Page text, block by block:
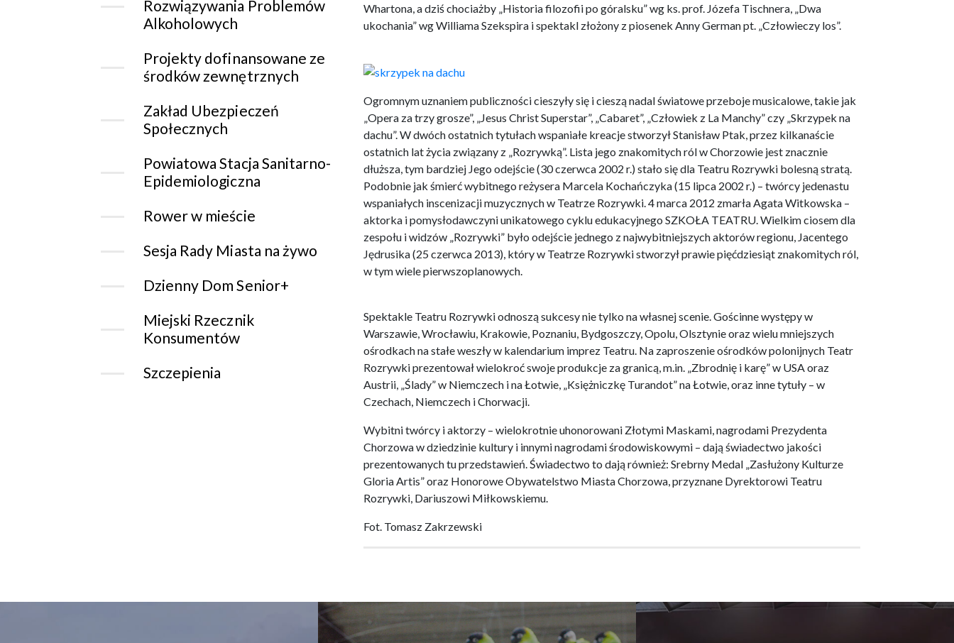
Rozwiązywania Problemów
Alkoholowych
Projekty dofinansowane ze
środków zewnętrznych
Zakład Ubezpieczeń
Społecznych
Powiatowa Stacja Sanitarno-
Epidemiologiczna
Rower w mieście
Sesja Rady Miasta na żywo
Dzienny Dom Senior+
Miejski Rzecznik
Konsumentów
Szczepienia
Whartona, a dziś chociażby „Historia filozofii po góralsku” wg ks. prof. Józefa Tischnera, „Dwa
ukochania” wg Williama Szekspira i spektakl złożony z piosenek Anny German pt. „Człowieczy los”.
Ogromnym uznaniem publiczności cieszyły się i cieszą nadal światowe przeboje musicalowe, takie jak
„Opera za trzy grosze”, „Jesus Christ Superstar”, „Cabaret”, „Człowiek z La Manchy” czy „Skrzypek na
dachu”. W dwóch ostatnich tytułach wspaniałe kreacje stworzył Stanisław Ptak, przez kilkanaście
ostatnich lat życia związany z „Rozrywką”. Lista jego znakomitych ról w Chorzowie jest znacznie
dłuższa, tym bardziej Jego odejście (30 czerwca 2002 r.) stało się dla Teatru Rozrywki bolesną stratą.
Podobnie jak śmierć wybitnego reżysera Marcela Kochańczyka (15 lipca 2002 r.) – twórcy jedenastu
wspaniałych inscenizacji muzycznych w Teatrze Rozrywki. 4 marca 2012 zmarła Agata Witkowska –
aktorka i pomysłodawczyni unikatowego cyklu edukacyjnego SZKOŁA TEATRU. Wielkim ciosem dla
zespołu i widzów „Rozrywki” było odejście jednego z najwybitniejszych aktorów regionu, Jacentego
Jędrusika (25 czerwca 2013), który w Teatrze Rozrywki stworzył prawie pięćdziesiąt znakomitych ról,
w tym wiele pierwszoplanowych.
Spektakle Teatru Rozrywki odnoszą sukcesy nie tylko na własnej scenie. Gościnne występy w
Warszawie, Wrocławiu, Krakowie, Poznaniu, Bydgoszczy, Opolu, Olsztynie oraz wielu mniejszych
ośrodkach na stałe weszły w kalendarium imprez Teatru. Na zaproszenie ośrodków polonijnych Teatr
Rozrywki prezentował wielokroć swoje produkcje za granicą, m.in. „Zbrodnię i karę” w USA oraz
Austrii, „Ślady” w Niemczech i na Łotwie, „Księżniczkę Turandot” na Łotwie, oraz inne tytuły – w
Czechach, Niemczech i Chorwacji.
Wybitni twórcy i aktorzy – wielokrotnie uhonorowani Złotymi Maskami, nagrodami Prezydenta
Chorzowa w dziedzinie kultury i innymi nagrodami środowiskowymi – dają świadectwo jakości
prezentowanych tu przedstawień. Świadectwo to dają również: Srebrny Medal „Zasłużony Kulturze
Gloria Artis” oraz Honorowe Obywatelstwo Miasta Chorzowa, przyznane Dyrektorowi Teatru
Rozrywki, Dariuszowi Miłkowskiemu.
Fot. Tomasz Zakrzewski